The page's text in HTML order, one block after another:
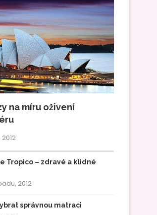
na míru oživení
Tropico – zdravé a klidné
2012
správnou matraci